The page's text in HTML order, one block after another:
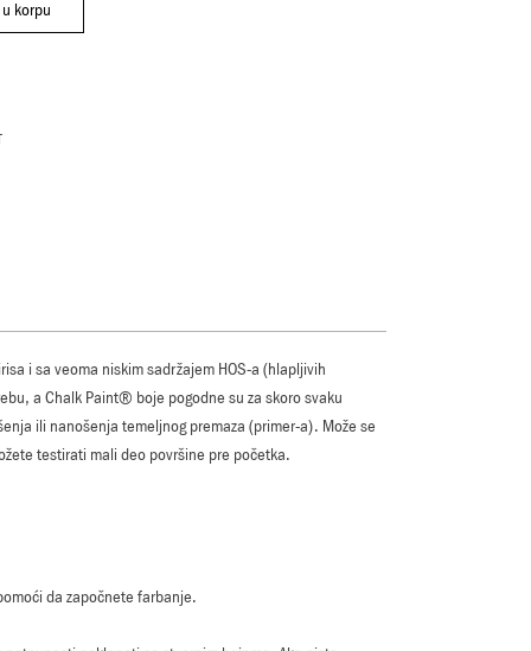
u korpu
i sa veoma niskim sadržajem HOS-a (hlapljivih
a Chalk Paint® boje pogodne su za skoro svaku
ili nanošenja temeljnog premaza (primer-a). Može se
testirati mali deo površine pre početka.
da započnete farbanje.